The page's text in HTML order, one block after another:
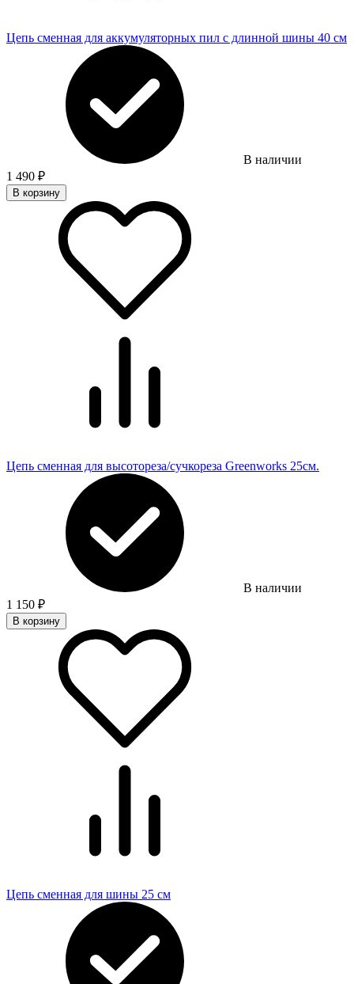
Цепь сменная для аккумуляторных пил с длинной шины 40 см
В наличии
1 490 ₽
В корзину
Цепь сменная для высотореза/сучкореза Greenworks 25см.
В наличии
1 150 ₽
В корзину
Цепь сменная для шины 25 см